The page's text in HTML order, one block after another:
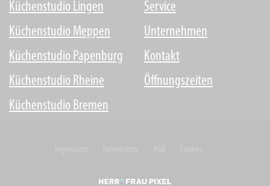
Küchenstudio Lingen
Küchenstudio Meppen
Küchenstudio Papenburg
Küchenstudio Rheine
Küchenstudio Bremen
Service
Unternehmen
Kontakt
Öffnungszeiten